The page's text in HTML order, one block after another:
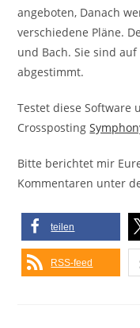
angeboten, Danach
verschiedene Pläne.
und Bach. Sie sind
abgestimmt.
Testet diese Software
Crossposting
Bitte berichtet mir
Kommentaren unter
teilen
RSS-feed